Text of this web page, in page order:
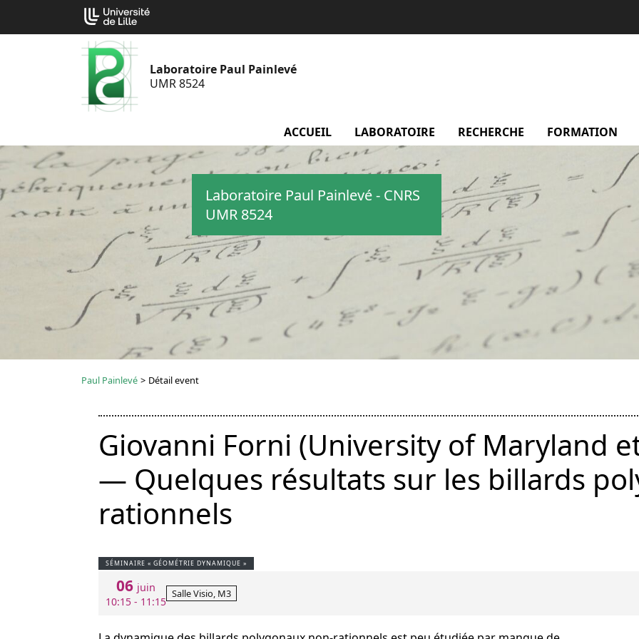
contenu
Laboratoire Paul Painlevé
UMR 8524
ACCUEIL LABORATOIRE menu Laboratoire
RECHERCHE menu Recherche
FORMATION
Laboratoire Paul Painlevé - CNRS
UMR 8524
Paul Painlevé > Détail event
Giovanni Forni (University of Maryland
— Quelques résultats sur les billards
rationnels
SÉMINAIRE « GÉOMÉTRIE DYNAMIQUE »
06 juin
10:15 - 11:15
Salle Visio, M3
Cookies management panel